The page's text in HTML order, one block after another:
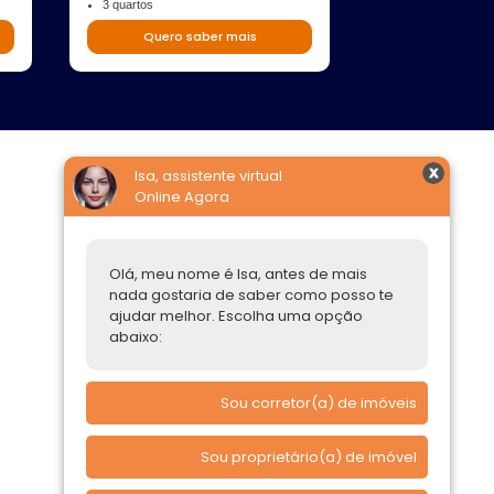
3 quartos
Quero saber mais
Isa, assistente virtual
Online Agora
Olá, meu nome é Isa, antes de mais
nada gostaria de saber como posso te
ajudar melhor. Escolha uma opção
abaixo:
Sou corretor(a) de imóveis
Sou proprietário(a) de imóvel
Construtoras
Comprar ou alugar
Quero Comprar